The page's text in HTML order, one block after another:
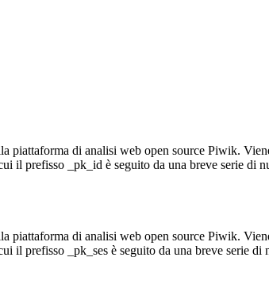
piattaforma di analisi web open source Piwik.
il prefisso _pk_id è seguito da una breve serie
piattaforma di analisi web open source Piwik.
il prefisso _pk_ses è seguito da una breve serie